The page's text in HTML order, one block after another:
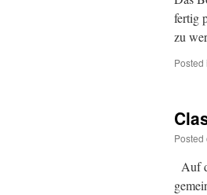
fertig
zu
Posted
Posted
Auf